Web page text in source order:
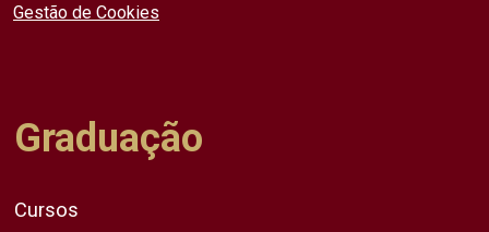
Gestão de Cookies
Graduação
Cursos